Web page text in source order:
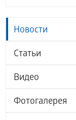
Новости
Статьи
Видео
Фотогалерея